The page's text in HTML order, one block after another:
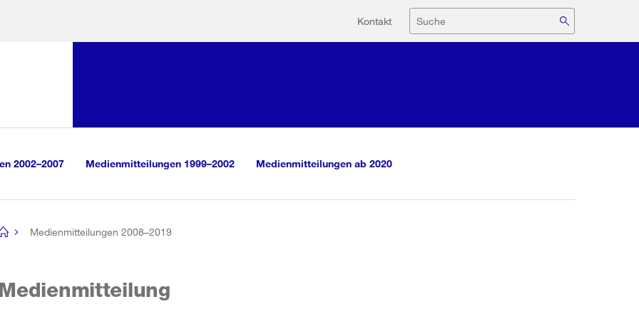
Hilfsnavigation
Kontakt Suche
2002–2007 Medienmitteilungen 1999–2002 Medienmitteilungen ab 2020
Medienmitteilungen 2008–2019